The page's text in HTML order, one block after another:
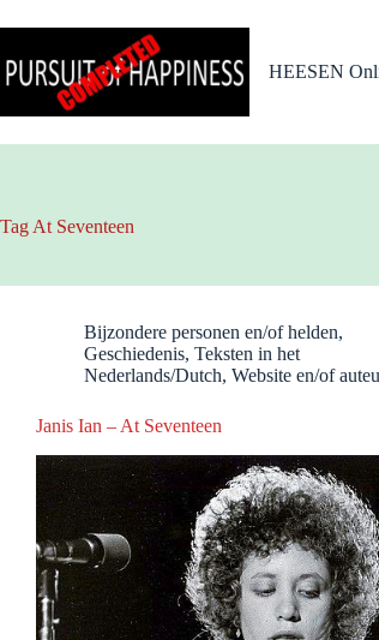
naar
inhoud
HEESEN
Tag At Seventeen
Bijzondere personen en/of helden,
Geschiedenis, Teksten in het
Nederlands/Dutch, Website en/of
Janis Ian – At Seventeen